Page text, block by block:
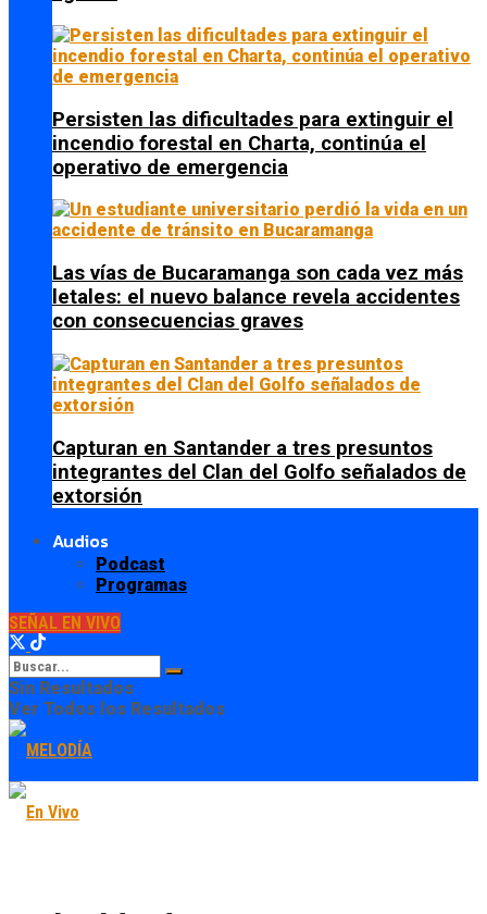
Persisten las dificultades para extinguir el
incendio forestal en Charta, continúa el
operativo de emergencia
Las vías de Bucaramanga son cada vez más
letales: el nuevo balance revela accidentes
con consecuencias graves
Capturan en Santander a tres presuntos
integrantes del Clan del Golfo señalados de
extorsión
Audios
Podcast
Programas
SEÑAL EN VIVO
Sin Resultados
Ver Todos los Resultados